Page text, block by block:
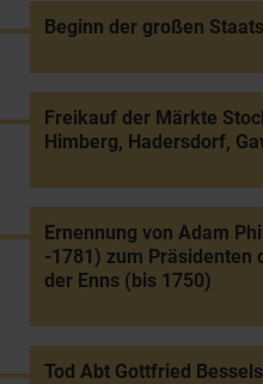
Beginn der großen
Freikauf der Märkte
Himberg, Hadersdorf,
Ernennung von Adam
-1781) zum Präsidenten
der Enns (bis 1750)
Tod Abt Gottfried